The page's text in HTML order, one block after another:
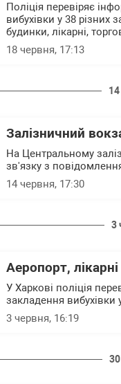
Поліція перевіряє
вибухівки у 38 різних
будинки, лікарні,
18 червня, 17:13
Залізничний
На Центральному
зв'язку з
14 червня, 17:30
3
Аеропорт,
У Харкові поліція
закладення вибухівки
3 червня, 16:19